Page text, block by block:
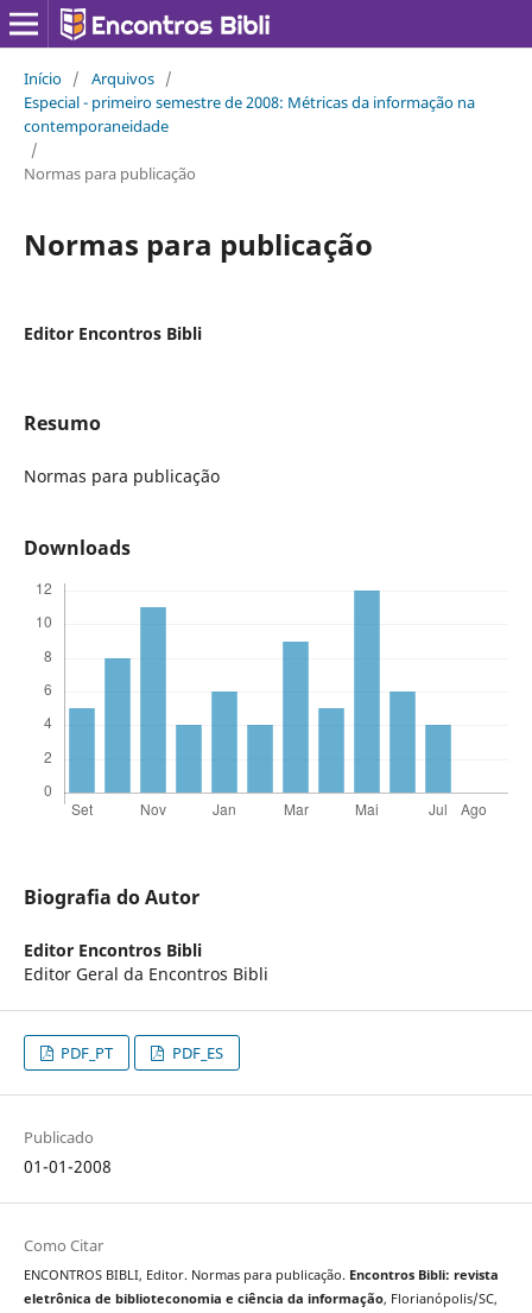
Início / Arquivos /
Especial - primeiro semestre de 2008: Métricas da informação na
contemporaneidade
/
Normas para publicação
Normas para publicação
Editor Encontros Bibli
Resumo
Normas para publicação
Downloads
Biografia do Autor
Editor Encontros Bibli
Editor Geral da Encontros Bibli
PDF_PT PDF_ES
Publicado
01-01-2008
Como Citar
ENCONTROS BIBLI, Editor. Normas para publicação. Encontros Bibli: revista
eletrônica de biblioteconomia e ciência da informação, Florianópolis/SC,